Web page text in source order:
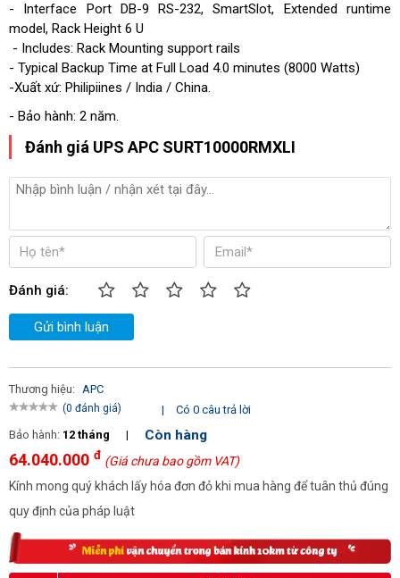
- Interface Port DB-9 RS-232, SmartSlot, Extended runtime
model, Rack Height 6 U
- Includes: Rack Mounting support rails
- Typical Backup Time at Full Load 4.0 minutes (8000 Watts)
-Xuất xứ: Philipiines / India / China.
- Bảo hành: 2 năm.
Đánh giá UPS APC SURT10000RMXLI
Đánh giá:
Gửi bình luận
Thương hiệu: APC
(0 đánh giá) |
Có 0 câu trả lời
Bảo hành: 12 tháng | Còn hàng
64.040.000 đ (Giá chưa bao gồm VAT)
Kính mong quý khách lấy hóa đơn đỏ khi mua hàng để tuân thủ đúng
quy định của pháp luật